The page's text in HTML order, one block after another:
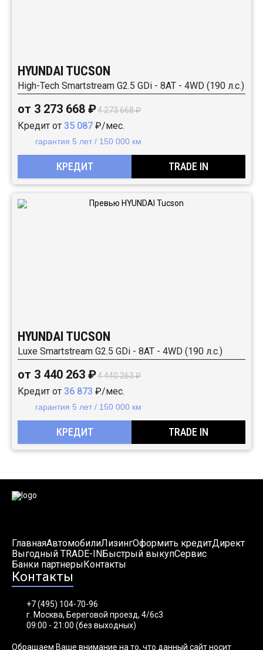
HYUNDAI TUCSON
High-Tech Smartstream G2.5 GDi - 8AT - 4WD (190 л.с.)
от 3 273 668 ₽4 273 668 ₽
Кредит от 35 087 ₽/мес.
гарантия 5 лет / 150 000 км
КРЕДИТ TRADE IN
HYUNDAI TUCSON
Luxe Smartstream G2.5 GDi - 8AT - 4WD (190 л.с.)
от 3 440 263 ₽4 440 263 ₽
Кредит от 36 873 ₽/мес.
гарантия 5 лет / 150 000 км
КРЕДИТ TRADE IN
ГлавнаяАвтомобилиЛизингОформить кредитДирект
Выгодный TRADE-INБыстрый выкупСервис
Банки партнерыКонтакты
Контакты
+7 (495) 104-70-96
г. Москва, Береговой проезд, 4/6с3
09:00 - 21:00 (без выходных)
Обращаем Ваше внимание на то, что данный сайт носит